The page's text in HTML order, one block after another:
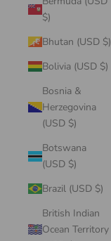
$)
Bhutan (USD $)
Bolivia (USD $)
Bosnia &
Herzegovina
(USD $)
Botswana
(USD $)
Brazil (USD $)
British Indian
Ocean Territory